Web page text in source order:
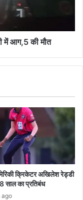
में आग,5 की मौत
क्रिकेटर अखिलेश रेड्डी
साल का प्रतिबंध
ago